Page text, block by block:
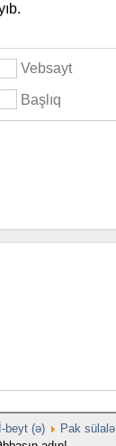
Vebsayt
Başlıq
beyt (ə) Pak sülalə